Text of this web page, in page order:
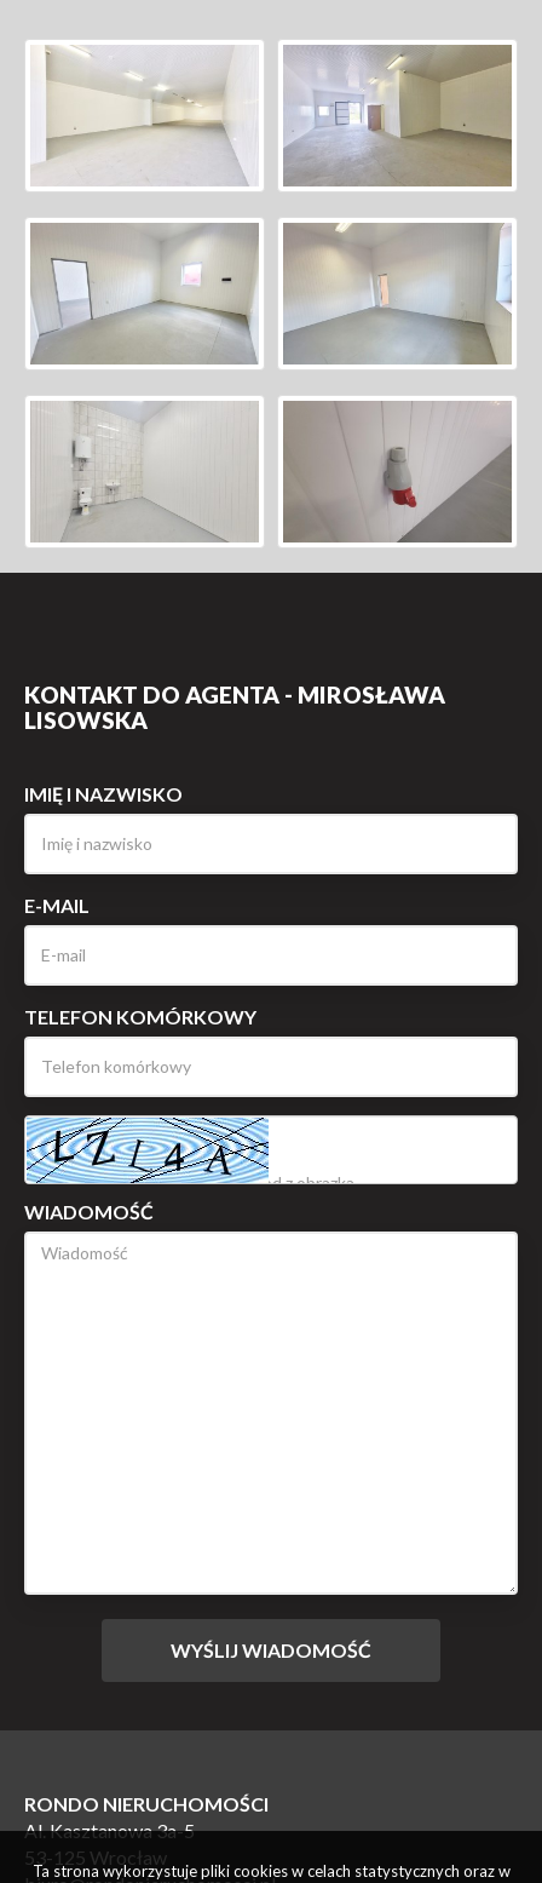
KONTAKT DO AGENTA - MIROSŁAWA
LISOWSKA
IMIĘ I NAZWISKO
E-MAIL
TELEFON KOMÓRKOWY
WIADOMOŚĆ
RONDO NIERUCHOMOŚCI
Al. Kasztanowa 3a-5
53-125 Wrocław
Ta strona wykorzystuje pliki cookies w celach statystycznych oraz w